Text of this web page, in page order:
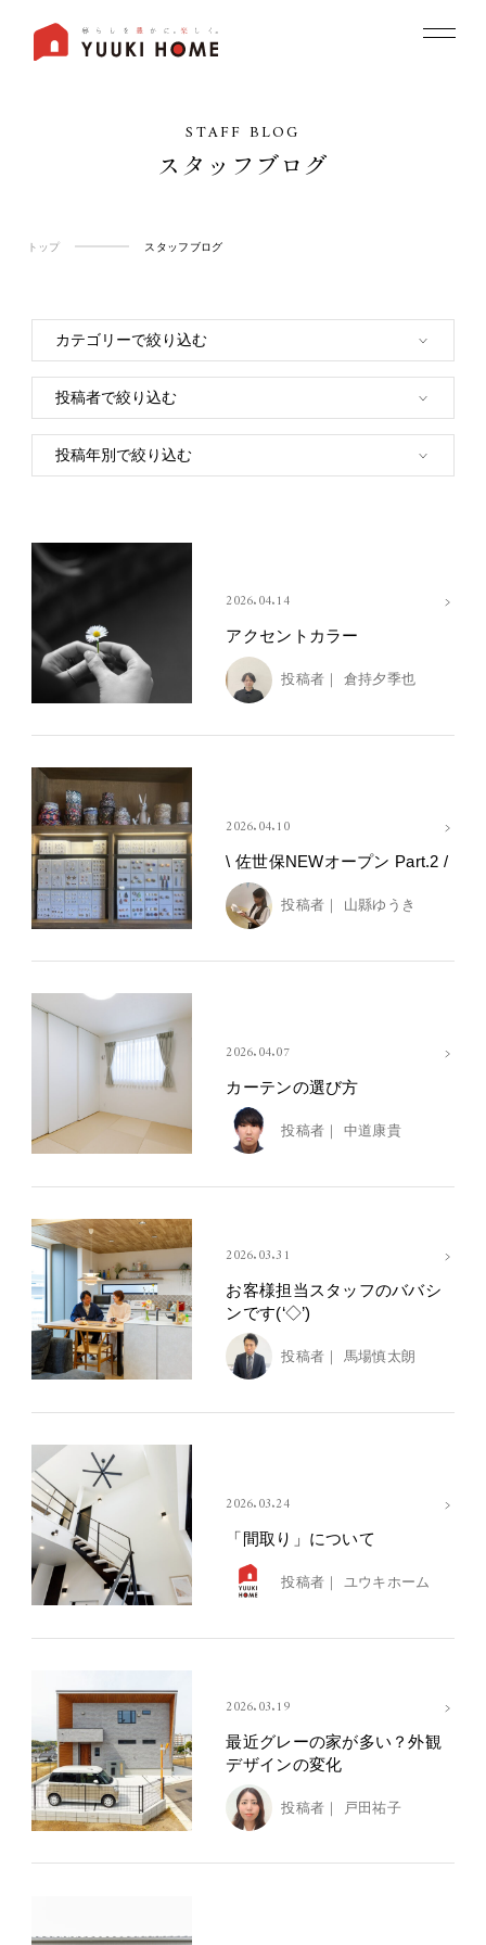
STAFF BLOG
スタッフブログ
トップ スタッフブログ
2026.04.14
アクセントカラー
投稿者｜ 倉持夕季也
2026.04.10
\ 佐世保NEWオープン Part.2 /
投稿者｜ 山縣ゆうき
2026.04.07
カーテンの選び方
投稿者｜ 中道康貴
2026.03.31
お客様担当スタッフのババシ
ンです(‘◇’)ゞ
投稿者｜ 馬場慎太朗
2026.03.24
「間取り」について
投稿者｜ ユウキホーム
2026.03.19
最近グレーの家が多い？外観
デザインの変化
投稿者｜ 戸田祐子